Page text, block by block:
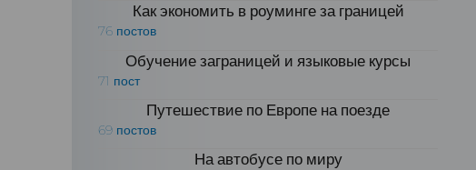
Как экономить в роуминге за границей
76 постов
Обучение заграницей и языковые курсы
71 пост
Путешествие по Европе на поезде
69 постов
На автобусе по миру